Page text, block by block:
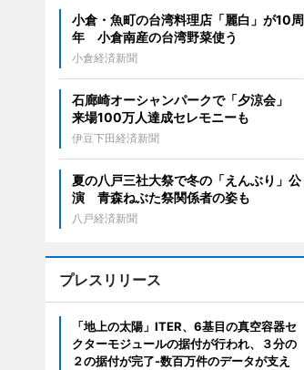
小倉・魚町の台湾料理店「麗白」が10周
年 小倉南産の台湾野菜使う
小倉経済新聞
石廊崎オーシャンパークで「夕涼会」
来場100万人達成セレモニーも
伊豆下田経済新聞
夏の八戸三社大祭で冬の「えんぶり」公
演 青森ねぶた祭関係者の姿も
八戸経済新聞
プレスリリース
「地上の太陽」ITER、6基目の真空容器セ
クターモジュールの据付が行われ、３分の
２の据付が完了-数百万件のデータが支え